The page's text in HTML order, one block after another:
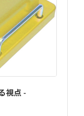
視点 -